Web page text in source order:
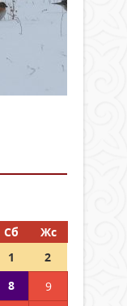
Сб
Жс
1
2
8
9